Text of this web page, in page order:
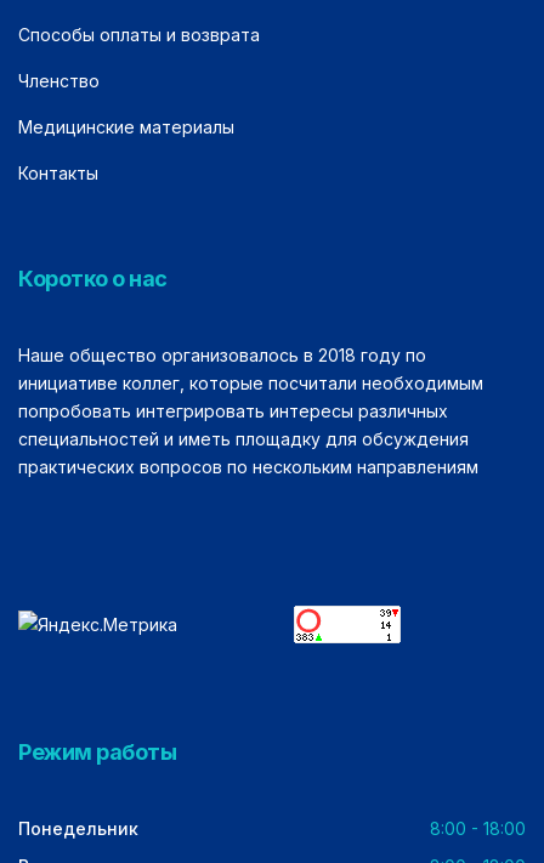
Способы оплаты и возврата
Членство
Медицинские материалы
Контакты
Коротко о нас
Наше общество организовалось в 2018 году по
инициативе коллег, которые посчитали необходимым
попробовать интегрировать интересы различных
специальностей и иметь площадку для обсуждения
практических вопросов по нескольким направлениям
Режим работы
Понедельник
8:00 - 18:00